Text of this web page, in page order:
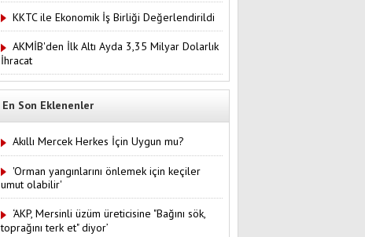
KKTC ile Ekonomik İş Birliği Değerlendirildi
AKMİB'den İlk Altı Ayda 3,35 Milyar Dolarlık
İhracat
En Son Eklenenler
Akıllı Mercek Herkes İçin Uygun mu?
'Orman yangınlarını önlemek için keçiler
umut olabilir'
‘AKP, Mersinli üzüm üreticisine "Bağını sök,
toprağını terk et" diyor’